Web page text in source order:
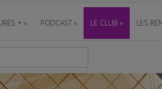
+ » PODCAST » LE CLUB » LES